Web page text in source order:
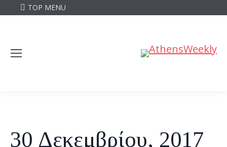
TOP MENU
30 Δεκεμβρίου, 2017